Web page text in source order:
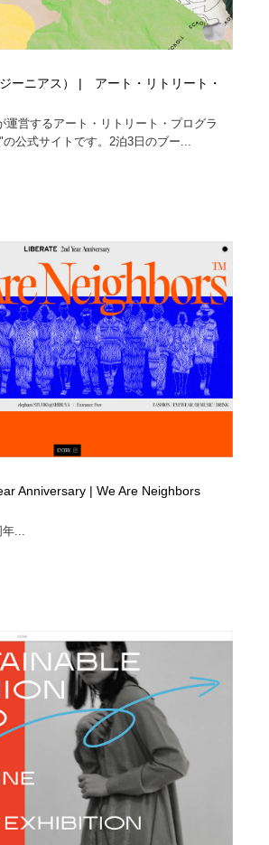
ーニアス） | アート・リトリート・
運営するアート・リトリート・プログラ
公式サイトです。2泊3日のブー...
Anniversary | We Are Neighbors
年...